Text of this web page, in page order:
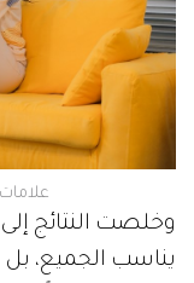
وخلصت النتائج
يناسب الجميع،